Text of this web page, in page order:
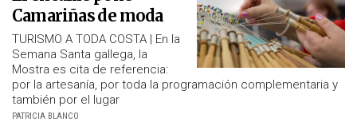
Camariñas de moda
TURISMO A TODA COSTA | En la
Semana Santa gallega, la
Mostra es cita de referencia:
por la artesanía, por toda la programación complementaria y
también por el lugar
PATRICIA BLANCO